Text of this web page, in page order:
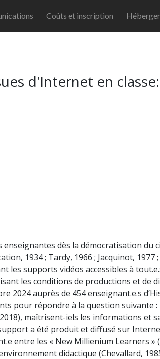
Coûts et inscription
d'Internet en
dès la démocratisation du
1934 ; Tardy, 1966 ; Jacquinot, 1977
les supports vidéos accessibles à
les conditions de productions et de
auprès de 454 enseignant.e.s
pour répondre à la question suivante :
maîtrisent-iels les informations et
a été produit et diffusé sur
entre les « New Millienium Learners »
didactique (Chevallard,